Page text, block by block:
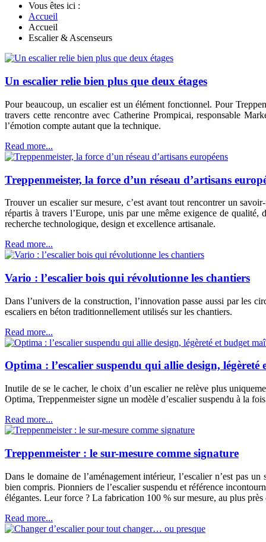
Vous êtes ici :
Accueil
Accueil
Escalier & Ascenseurs
Un escalier relie bien plus que deux étages
Pour beaucoup, un escalier est un élément fonctionnel. Pour
travers cette rencontre avec Catherine Prompicai, responsable
l’émotion compte autant que la technique.
Read more...
Treppenmeister, la force d’un réseau d’artisans
Trouver un escalier sur mesure, c’est avant tout rencontrer un
répartis à travers l’Europe, unis par une même exigence de
recherche technologique, design et excellence artisanale.
Read more...
Vario : l’escalier bois qui révolutionne les chantiers
Dans l’univers de la construction, l’innovation passe aussi par les
escaliers en béton traditionnellement utilisés sur les chantiers.
Read more...
Optima : l’escalier suspendu qui allie design, légèreté
Inutile de se le cacher, le choix d’un escalier ne relève plus
Optima, Treppenmeister signe un modèle d’escalier suspendu à la
Read more...
Treppenmeister : le sur-mesure comme signature
Dans le domaine de l’aménagement intérieur, l’escalier n’est pas
bien compris. Pionniers de l’escalier suspendu et référence
élégantes. Leur force ? La fabrication 100 % sur mesure, au plus
Read more...